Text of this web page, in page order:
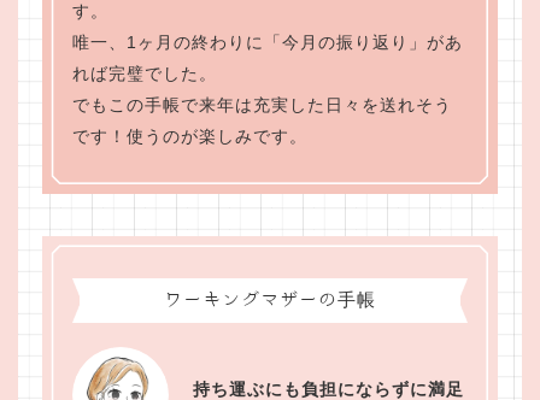
す。
唯一、1ヶ月の終わりに「今月の振り返り」があ
れば完璧でした。
でもこの手帳で来年は充実した日々を送れそう
です！使うのが楽しみです。
ワーキングマザーの手帳
持ち運ぶにも負担にならずに満足